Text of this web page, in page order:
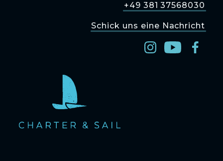
+49 381 37568030
Schick uns eine Nachricht